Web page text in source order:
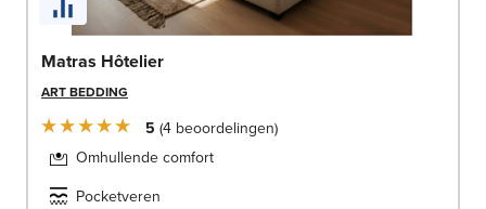
Matras Hôtelier
ART BEDDING
5 4 beoordelingen
Omhullende comfort
Pocketveren